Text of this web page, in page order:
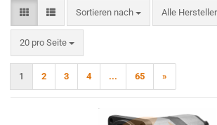
Sortieren nach
Sortieren nach Alle Hersteller
20 pro Seite
pro Seite
1 2 3 4 ... 65 »